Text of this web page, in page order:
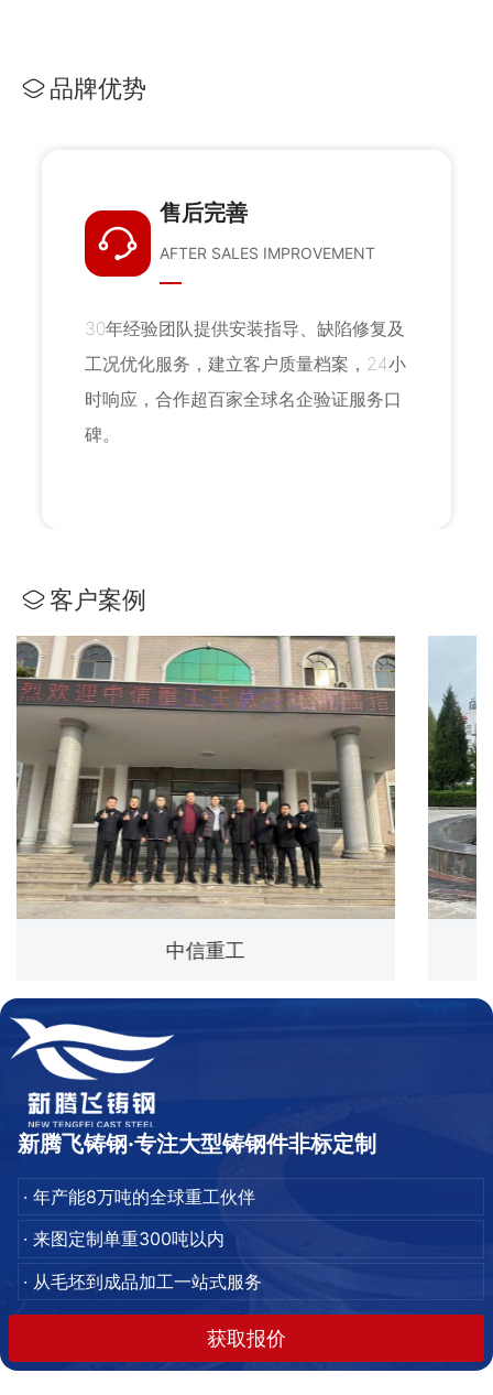
品牌优势
售后完善
AFTER SALES IMPROVEMENT
30年经验团队提供安装指导、缺陷修复及
工况优化服务，建立客户质量档案，24小
时响应，合作超百家全球名企验证服务口
碑。
客户案例
中信重工
新腾飞铸钢·专注大型铸钢件非标定制
· 年产能8万吨的全球重工伙伴
· 来图定制单重300吨以内
· 从毛坯到成品加工一站式服务
获取报价